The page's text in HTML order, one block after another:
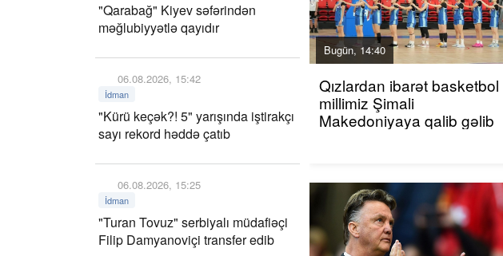
"Qarabağ" Kiyev səfərindən
məğlubiyyətlə qayıdır
06.08.2026, 15:42
İdman
"Kürü keçək?! 5" yarışında iştirakçı
sayı rekord həddə çatıb
06.08.2026, 15:25
İdman
"Turan Tovuz" serbiyalı müdafiəçi
Filip Damyanoviçi transfer edib
Bugün, 14:40
Qızlardan ibarət basketbol
millimiz Şimali
Makedoniyaya qalib gəlib